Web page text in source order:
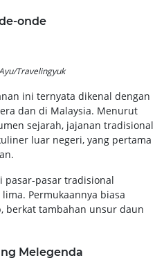
onde
Travelingyuk
ini ternyata dikenal dengan
dan di Malaysia. Menurut
sejarah, jajanan tradisional
luar negeri, yang pertama
pasar-pasar tradisional
Permukaannya biasa
berkat tambahan unsur daun
Melegenda